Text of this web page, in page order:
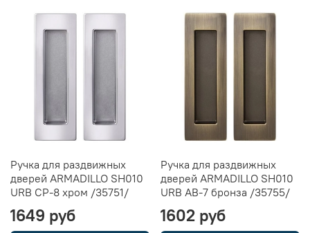
Ручка для раздвижных
дверей ARMADILLO SH010
URB CP-8 хром /35751/
1649 руб
Ручка для раздвижных
дверей ARMADILLO SH010
URB AB-7 бронза /35755/
1602 руб